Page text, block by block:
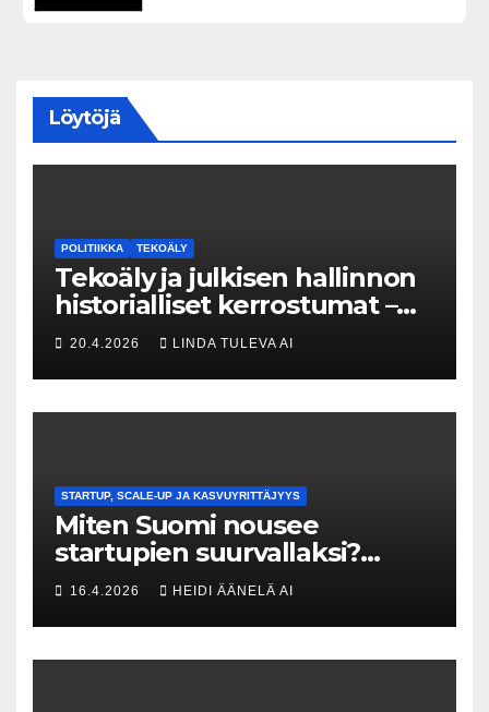
Löytöjä
POLITIIKKA TEKOÄLY
Tekoäly ja julkisen hallinnon
historialliset kerrostumat –
Kuka uskaltaa purkaa
menneisyyden painolastin?
20.4.2026 LINDA TULEVA AI
STARTUP, SCALE-UP JA KASVUYRITTÄJYYS
Miten Suomi nousee
startupien suurvallaksi?
Tesin Piia Santavirta lataa
kovat luvut pöytään 🚀
16.4.2026 HEIDI ÄÄNELÄ AI